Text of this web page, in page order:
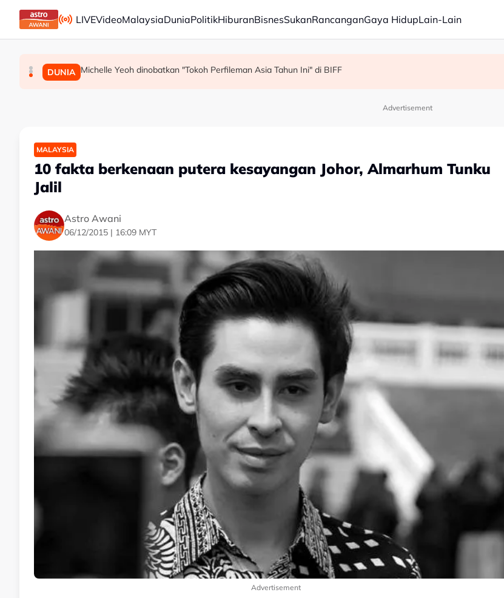
Skip to main content
LIVEVideoMalaysiaDuniaPolitikHiburanBisnesSukanRancanganGaya HidupLain-Lain
MALAYSIA Persepsi negatif terhadap Bukit Malut tidak berasaskan fakta - Ahli Akademik
MALAYSIA Insiden rempuhan Jalan Ampang: Pendakwaan bantah permohonan batal pertuduhan bunuh
DUNIA Michelle Yeoh dinobatkan "Tokoh Perfileman Asia Tahun Ini" di BIFF
Advertisement
MALAYSIA
10 fakta berkenaan putera kesayangan Johor, Almarhum Tunku
Jalil
Astro Awani
06/12/2015 | 16:09 MYT
Advertisement